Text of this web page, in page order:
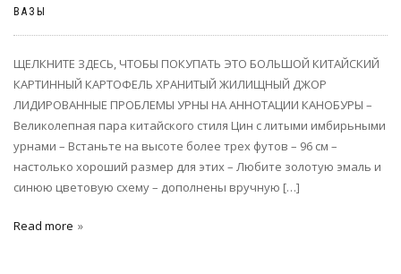
ВАЗЫ
ЩЕЛКНИТЕ ЗДЕСЬ, ЧТОБЫ ПОКУПАТЬ ЭТО БОЛЬШОЙ КИТАЙСКИЙ
КАРТИННЫЙ КАРТОФЕЛЬ ХРАНИТЫЙ ЖИЛИЩНЫЙ ДЖОР
ЛИДИРОВАННЫЕ ПРОБЛЕМЫ УРНЫ НА АННОТАЦИИ КАНОБУРЫ –
Великолепная пара китайского стиля Цин с литыми имбирьными
урнами – Встаньте на высоте более трех футов – 96 см –
настолько хороший размер для этих – Любите золотую эмаль и
синюю цветовую схему – дополнены вручную […]
Read more